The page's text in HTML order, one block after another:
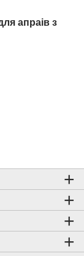
апраів з